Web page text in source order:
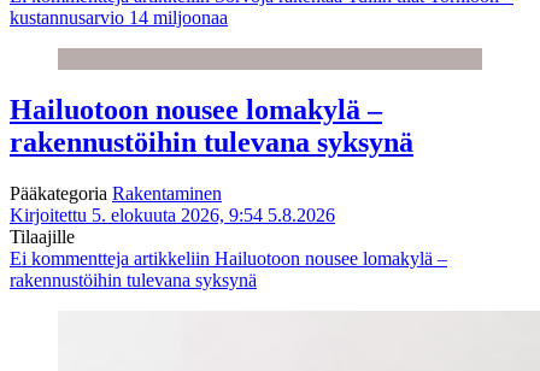
kustannusarvio 14 miljoonaa
Hailuotoon nousee lomakylä –
rakennustöihin tulevana syksynä
Pääkategoria Rakentaminen
Kirjoitettu 5. elokuuta 2026, 9:54 5.8.2026
Tilaajille
Ei kommentteja artikkeliin Hailuotoon nousee lomakylä –
rakennustöihin tulevana syksynä